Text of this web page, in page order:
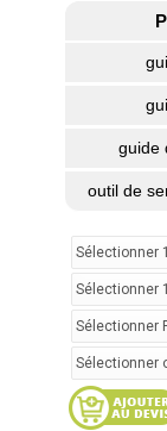
guide
outil de